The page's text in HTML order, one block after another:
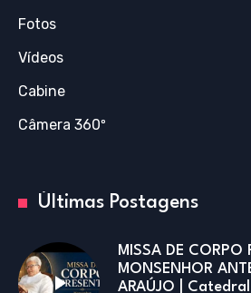
Fotos
Vídeos
Cabine
Câmera 360º
Últimas Postagens
MISSA DE CORPO
MONSENHOR
ARAÚJO |